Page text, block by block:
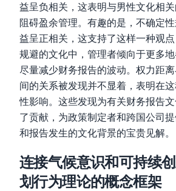
益呈负相关，这表明与男性文化相
阻碍盈余管理。有趣的是，不确定
益呈正相关，这支持了这样一种观
规避的文化中，管理者倾向于更多
尽量减少财务报告的波动。权力距
间的关系被发现并不显着，表明在
性影响。这些发现为有关财务报告
了贡献，为政策制定者和跨国公司
和报告发生的文化背景的宝贵见解。
连接气候意识和可持续
划行为理论的概念框架